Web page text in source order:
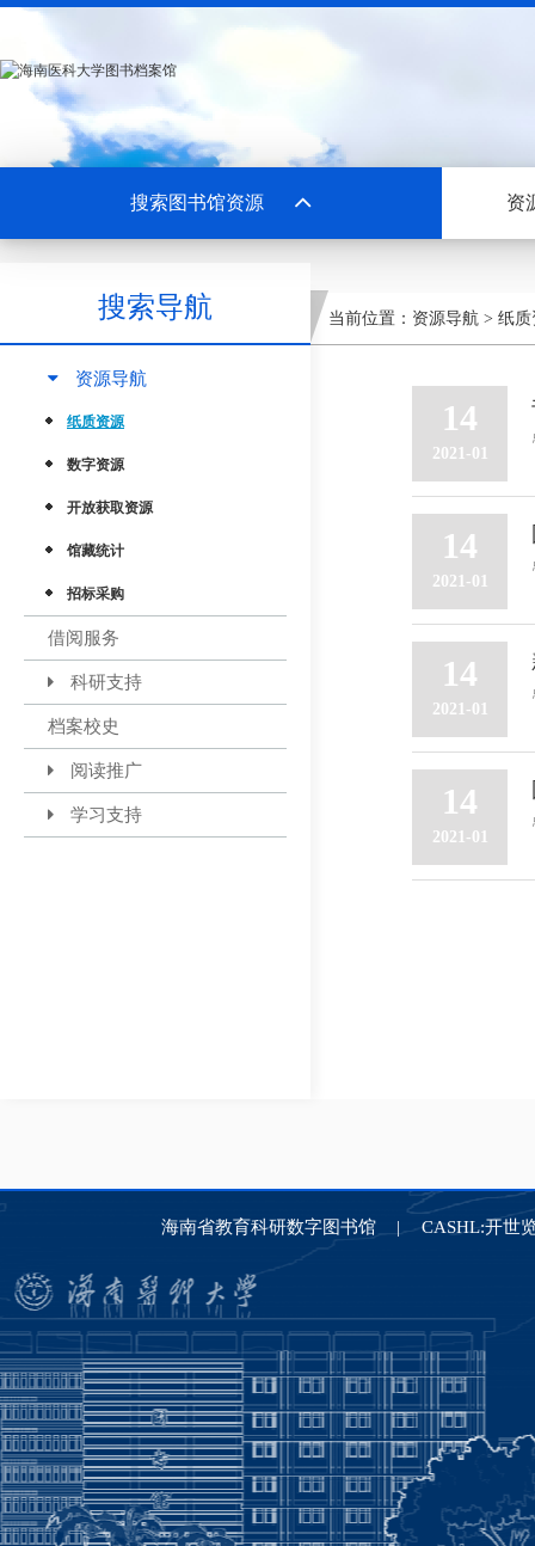
搜索图书馆资源 资
搜索导航
资源导航
纸质资源
数字资源
开放获取资源
馆藏统计
招标采购
借阅服务
科研支持
档案校史
阅读推广
学习支持
当前位置： 资源导航 > 纸质
14
2021-01
14
2021-01
14
2021-01
14
2021-01
海南省教育科研数字图书馆 CASHL:开世